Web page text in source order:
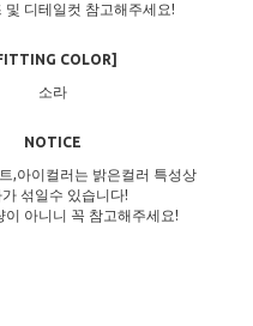
및 디테일컷 참고해주세요!
COLOR]
소라
NOTICE
,아이컬러는 밝은컬러 특성상
가 섞일수 있습니다!
이 아니니 꼭 참고해주세요!